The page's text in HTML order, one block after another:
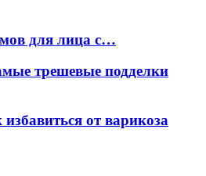
для лица с…
трешевые подделки
от варикоза